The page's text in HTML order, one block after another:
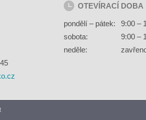
OTEVÍRACÍ DOBA
pondělí – pátek:
9:00 –
sobota:
9:00 –
neděle: